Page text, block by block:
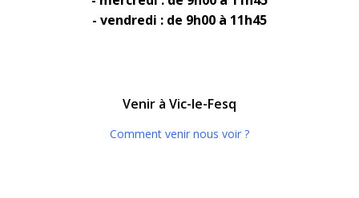
- vendredi : de 9h00 à 11h45
Venir à Vic-le-Fesq
Comment venir nous voir ?